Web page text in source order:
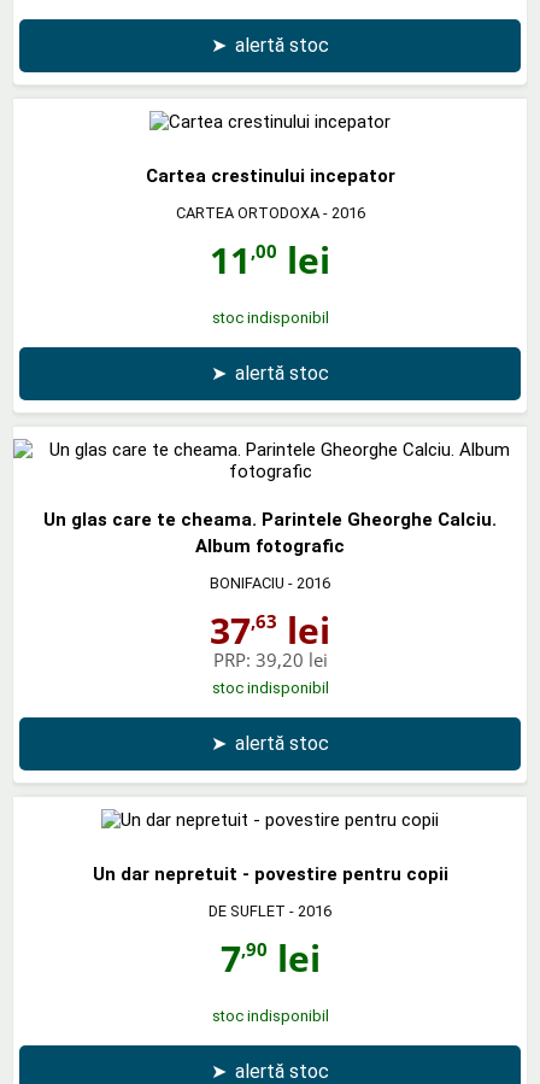
➤ alertă stoc
Cartea crestinului incepator
CARTEA ORTODOXA- 2016
11 ,00 lei
stoc indisponibil
➤ alertă stoc
Un glas care te cheama. Parintele Gheorghe Calciu.
Album fotografic
BONIFACIU - 2016
37,63 lei
PRP: 39,20 lei
stoc indisponibil
➤ alertă stoc
Un dar nepretuit - povestire pentru copii
DE SUFLET - 2016
7,90 lei
stoc indisponibil
➤ alertă stoc